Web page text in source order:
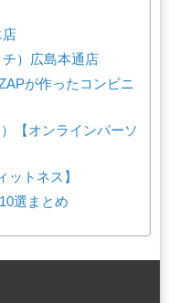
店
）広島本通店
が作ったコンビニ
【オンラインパーソ
ットネス】
選まとめ